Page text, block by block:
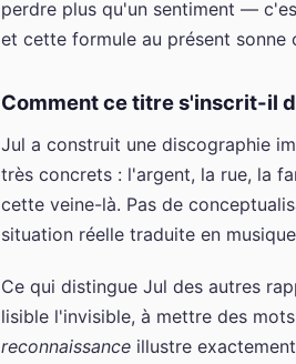
perdre plus qu'un sentiment —
et cette formule au présent sonne
Comment ce titre s'inscrit-il
Jul a construit une discographie
très concrets : l'argent, la rue, la
cette veine-là. Pas de
situation réelle traduite en
Ce qui distingue Jul des autres
lisible l'invisible, à mettre des
reconnaissance illustre